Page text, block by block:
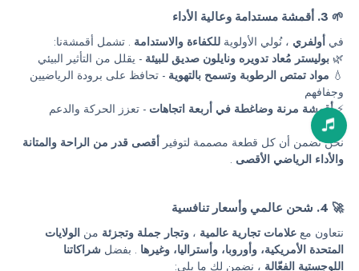
🌱 3. أقمشة مستدامة وعالية الأداء
فيأولفري ، نُولي الأولويةللكفاءة والاستدامة . تشمل أقمشةنا:
🌿بوليستر مُعاد تدويره ونايلون صديق للبيئة - يقلل من التأثير البيئي
💧 مواد تمتص الرطوبة وتسمح بالتهوية - تحافظ على برودة الرياضيين
وجفافهم
⚡أقمشة مرنة وضاغطة في أربعة اتجاهات - تعزز الحركة والدعم
نحن نضمن أن كل قطعة مصممة لتوفيرأقصى قدر من الراحة والمتانة
والأداء الرياضي الأقصى .
🚀 4. شحن عالمي وأسعار تنافسية
نتعاون مععلامات تجارية عالمية ،وتجار جملة وتجزئة منالولايات
المتحدة الأمريكية، وأوروبا، وأستراليا، وغيرها . بفضلشراكاتنا
اللوجستية الفعّالة ، نضمن لك ما يلي: